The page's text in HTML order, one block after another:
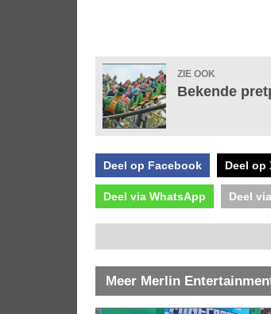
ZIE OOK
Bekende
Deel op Facebook Deel op
Deel via WhatsApp Deel
Meer Merlin